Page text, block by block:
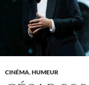
CINÉMA,HUMEUR